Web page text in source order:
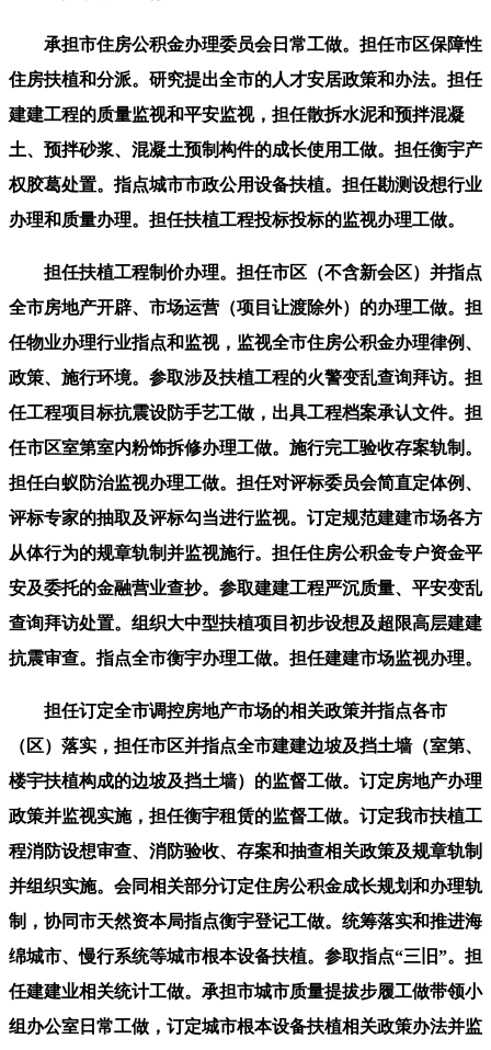
承担市住房公积金办理委员会日常工做。担任市区保障性
住房扶植和分派。研究提出全市的人才安居政策和办法。担任
建建工程的质量监视和平安监视，担任散拆水泥和预拌混凝
土、预拌砂浆、混凝土预制构件的成长使用工做。担任衡宇产
权胶葛处置。指点城市市政公用设备扶植。担任勘测设想行业
办理和质量办理。担任扶植工程投标投标的监视办理工做。
担任扶植工程制价办理。担任市区（不含新会区）并指点
全市房地产开辟、市场运营（项目让渡除外）的办理工做。担
任物业办理行业指点和监视，监视全市住房公积金办理律例、
政策、施行环境。参取涉及扶植工程的火警变乱查询拜访。担
任工程项目标抗震设防手艺工做，出具工程档案承认文件。担
任市区室第室内粉饰拆修办理工做。施行完工验收存案轨制。
担任白蚁防治监视办理工做。担任对评标委员会简直定体例、
评标专家的抽取及评标勾当进行监视。订定规范建建市场各方
从体行为的规章轨制并监视施行。担任住房公积金专户资金平
安及委托的金融营业查抄。参取建建工程严沉质量、平安变乱
查询拜访处置。组织大中型扶植项目初步设想及超限高层建建
抗震审查。指点全市衡宇办理工做。担任建建市场监视办理。
担任订定全市调控房地产市场的相关政策并指点各市
（区）落实，担任市区并指点全市建建边坡及挡土墙（室第、
楼宇扶植构成的边坡及挡土墙）的监督工做。订定房地产办理
政策并监视实施，担任衡宇租赁的监督工做。订定我市扶植工
程消防设想审查、消防验收、存案和抽查相关政策及规章轨制
并组织实施。会同相关部分订定住房公积金成长规划和办理轨
制，协同市天然资本局指点衡宇登记工做。统筹落实和推进海
绵城市、慢行系统等城市根本设备扶植。参取指点“三旧”。担
任建建业相关统计工做。承担市城市质量提拔步履工做带领小
组办公室日常工做，订定城市根本设备扶植相关政策办法并监